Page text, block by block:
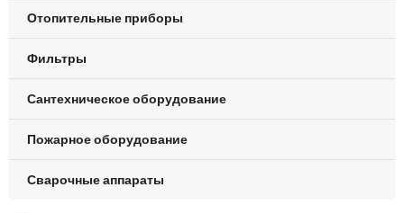
Отопительные приборы
Фильтры
Сантехническое оборудование
Пожарное оборудование
Сварочные аппараты